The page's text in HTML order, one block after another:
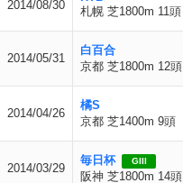
2014/08/30
札幌 芝1800m 11頭
2014/05/31
白百合
京都 芝1800m 12頭
2014/04/26
橘S
京都 芝1400m 9頭
2014/03/29
毎日杯 GIII
阪神 芝1800m 14頭